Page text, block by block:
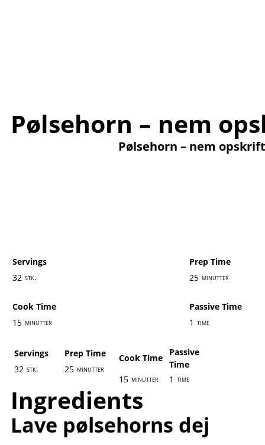
Pølsehorn – nem
Pølsehorn – nem opskrift
Servings
Prep Time
32 stk. 25 minutter
Cook Time
Passive Time
15 minutter 1 time
Servings
Prep Time
32 stk. 25 minutter
Cook Time
Passive
Time
15 minutter 1 time
Ingredients
Lave pølsehorns dej